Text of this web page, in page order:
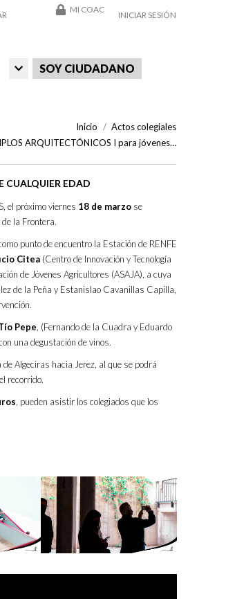
MI COAC
INICIAR SESIÓN
SOY CIUDADANO
Inicio
Actos colegiales
ARQUITECTÓNICOS I para jóvenes…
CUALQUIER EDAD
el próximo viernes 18 de marzose
la Frontera.
punto de encuentro la Estación de RENFE
Citea (Centro de Innovación y Tecnología
de Jóvenes Agricultores (ASAJA), a cuya
de la Peña y Estanislao Cavanillas Capilla,
Pepe , (Fernando de la Cuadra y Eduardo
una degustación de vinos.
de Algeciras hacia Jerez, al que se podrá
recorrido.
, pueden asistir los colegiados que los